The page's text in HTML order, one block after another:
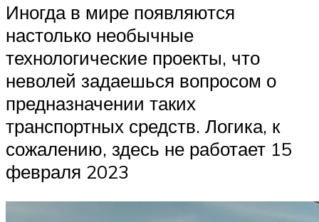
Иногда в мире появляются
настолько необычные
технологические проекты, что
неволей задаешься вопросом о
предназначении таких
транспортных средств. Логика, к
сожалению, здесь не работает 15
февраля 2023